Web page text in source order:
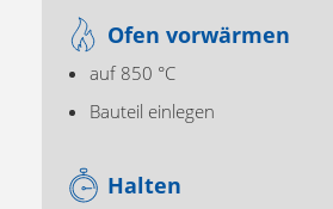
Ofen vorwärmen
auf 850 °C
Bauteil einlegen
Halten